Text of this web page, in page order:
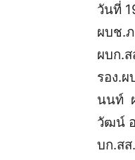
วันที่
ผบช.
ผบก.
รอง.ผ
นนท์
วัฒน์
บก.ส